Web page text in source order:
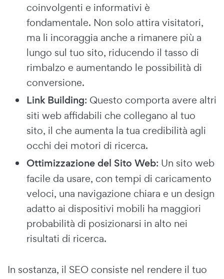
coinvolgenti e informativi è
fondamentale. Non solo attira visitatori,
ma li incoraggia anche a rimanere più a
lungo sul tuo sito, riducendo il tasso di
rimbalzo e aumentando le possibilità di
conversione.
Link Building: Questo comporta avere altri
siti web affidabili che collegano al tuo
sito, il che aumenta la tua credibilità agli
occhi dei motori di ricerca.
Ottimizzazione del Sito Web: Un sito web
facile da usare, con tempi di caricamento
veloci, una navigazione chiara e un design
adatto ai dispositivi mobili ha maggiori
probabilità di posizionarsi in alto nei
risultati di ricerca.
In sostanza, il SEO consiste nel rendere il tuo